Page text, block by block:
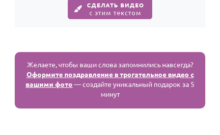
СДЕЛАТЬ ВИДЕО
с этим текстом
Желаете, чтобы ваши слова запомнились навсегда?
Оформите поздравление в трогательное видео с
вашими фото — создайте уникальный подарок за 5
минут